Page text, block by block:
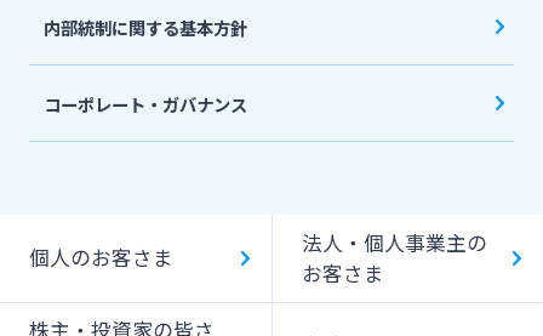
English
内部統制に関する基本方針
コーポレート・ガバナンス
個人のお客さま
法人・個人事業主の
お客さま